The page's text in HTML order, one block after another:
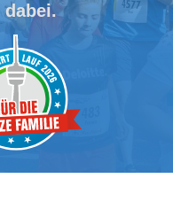
dabei.